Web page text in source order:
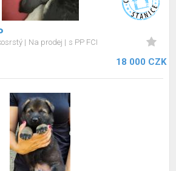
Na prodej s PP FCI
18 000 CZK